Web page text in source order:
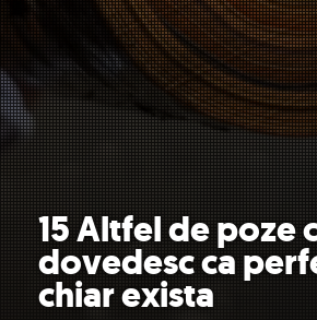
15 Altfel de poze
dovedesc ca
chiar exista